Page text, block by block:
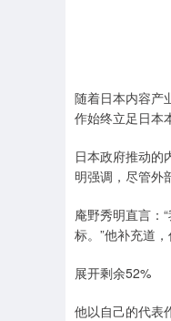
随着日本内容产
作始终立足日本
日本政府推动的
明强调，尽管外
庵野秀明直言：
标。”他补充道
展开剩余52%
他以自己的代表